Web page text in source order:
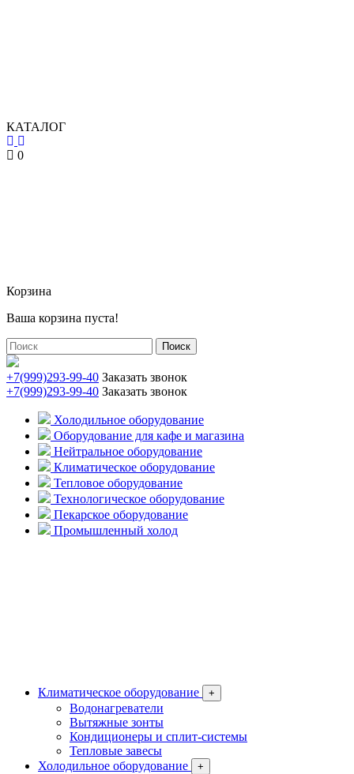
КАТАЛОГ
0
Корзина
Ваша корзина пуста!
Поиск
+7(999)293-99-40 Заказать звонок
+7(999)293-99-40 Заказать звонок
Холодильное оборудование
Оборудование для кафе и магазина
Нейтральное оборудование
Климатическое оборудование
Тепловое оборудование
Технологическое оборудование
Пекарское оборудование
Промышленный холод
Климатическое оборудование +
Водонагреватели
Вытяжные зонты
Кондиционеры и сплит-системы
Тепловые завесы
Холодильное оборудование
+